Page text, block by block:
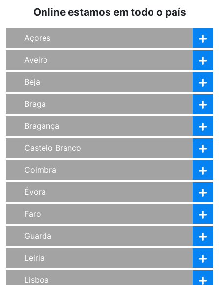
Online estamos em todo o país
Açores
Aveiro
Beja
Braga
Bragança
Castelo Branco
Coimbra
Évora
Faro
Guarda
Leiria
Lisboa